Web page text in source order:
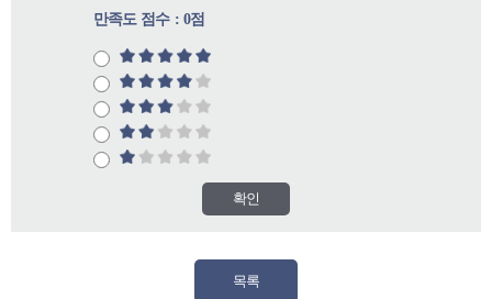
만족도 점수 : 0점
확인
목록